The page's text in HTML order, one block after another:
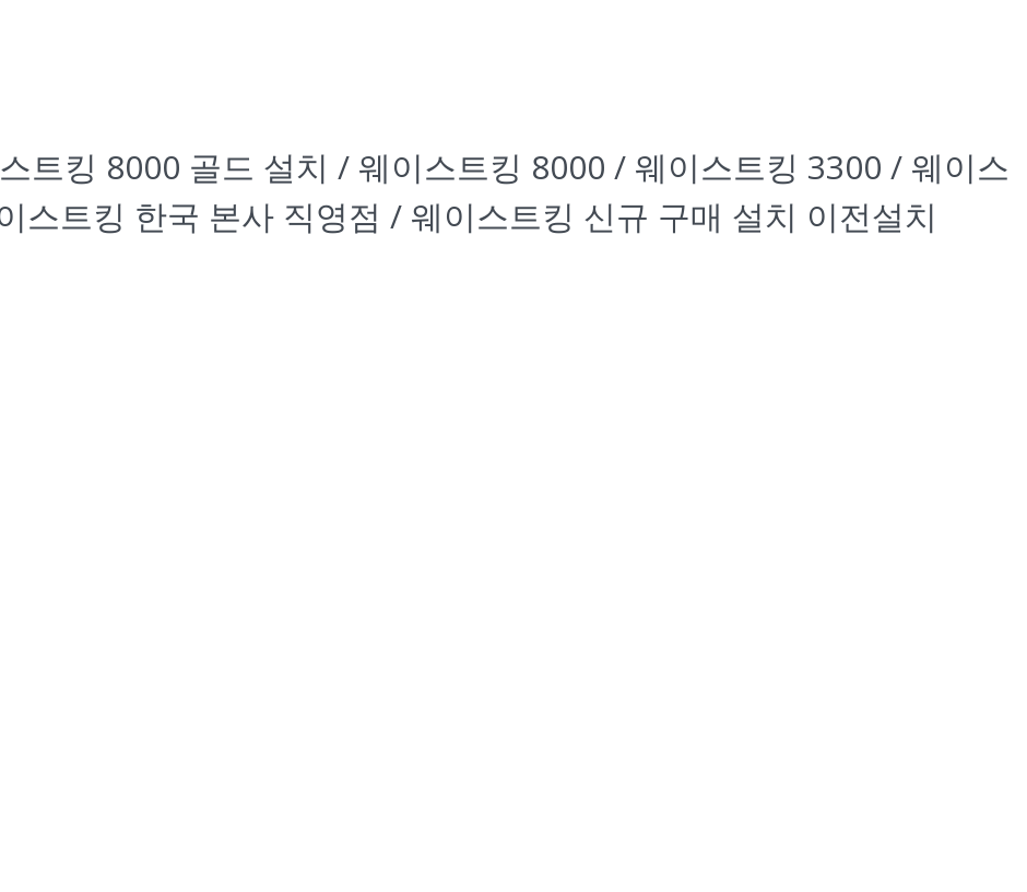
트킹 8000 골드 설치 / 웨이스트킹 8000 / 웨이스트킹 3300 / 웨이스
스트킹 한국 본사 직영점 / 웨이스트킹 신규 구매 설치 이전설치